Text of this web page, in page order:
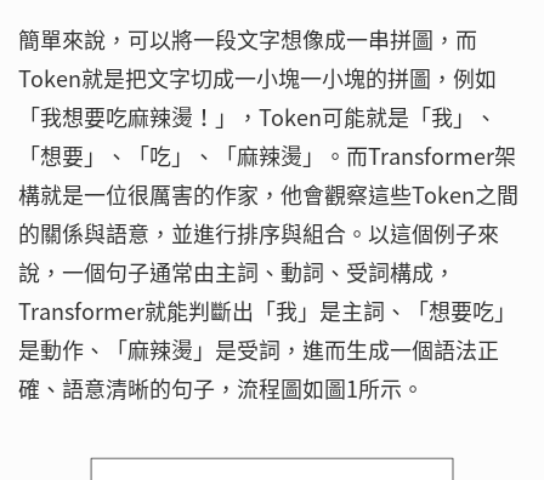
簡單來說，可以將一段文字想像成一串拼圖，而
Token就是把文字切成一小塊一小塊的拼圖，例如
「我想要吃麻辣燙！」，Token可能就是「我」、
「想要」、「吃」、「麻辣燙」。而Transformer架
構就是一位很厲害的作家，他會觀察這些Token之間
的關係與語意，並進行排序與組合。以這個例子來
說，一個句子通常由主詞、動詞、受詞構成，
Transformer就能判斷出「我」是主詞、「想要吃」
是動作、「麻辣燙」是受詞，進而生成一個語法正
確、語意清晰的句子，流程圖如圖1所示。